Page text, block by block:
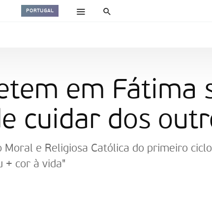
PORTUGAL
em Fátima
cuidar dos
Moral e Religiosa Católica do primeiro
+ cor à vida"